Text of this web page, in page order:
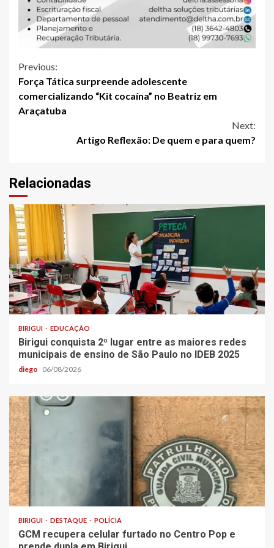
Continue
Reading
Previous:
Força Tática surpreende adolescente
comercializando “Kit cocaína” no Beatriz em
Araçatuba
Next:
Artigo Reflexão: De quem e para quem?
Relacionadas
BIRIGUI EDUCAÇÃO
Birigui conquista 2º lugar entre as maiores redes
municipais de ensino de São Paulo no IDEB 2025
diego 06/08/2026
BIRIGUI DESTAQUE POLÍCIA
GCM recupera celular furtado no Centro Pop e